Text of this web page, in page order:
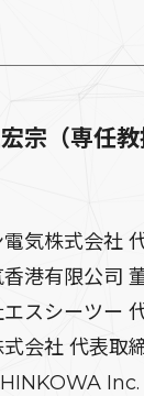
宗（専任教
気株式会社
港有限公司
スシーツー
会社 代表取
Inc.